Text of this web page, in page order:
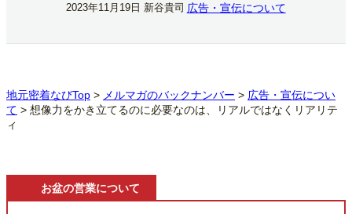
2023年11月19日 新谷貴司 広告・宣伝について
地元密着なびTop > メルマガのバックナンバー > 広告・宣伝につい
て > 想像力をかき立てるのに必要なのは、リアルではなくリアリテ
ィ
お盆の営業について